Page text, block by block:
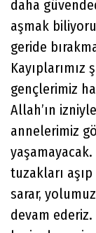
daha
aşmak
geride
gençlerimiz
Allah’ın
annelerimiz
tuzakları
sarar,
devam